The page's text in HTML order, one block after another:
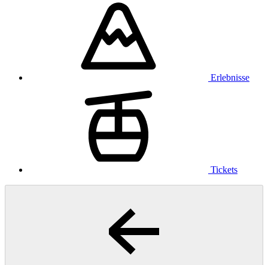
Erlebnisse
Tickets